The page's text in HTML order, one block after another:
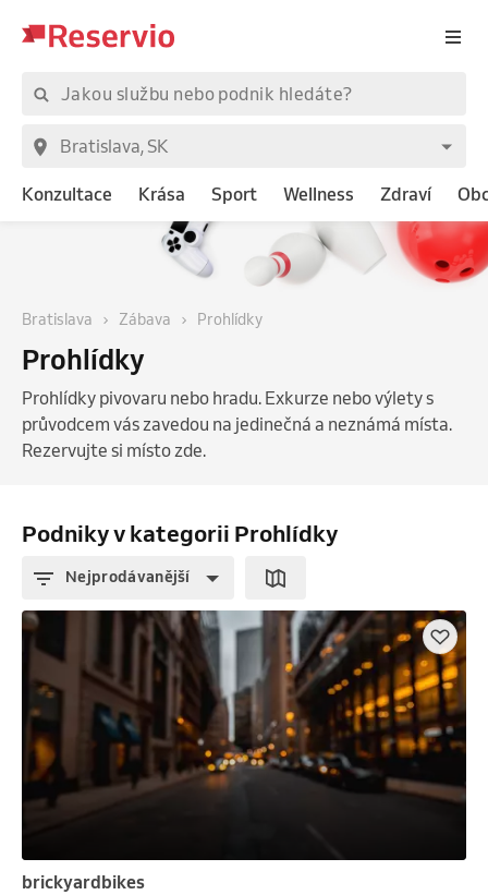
Konzultace Krása Sport Wellness Zdraví
Bratislava Zábava Prohlídky
Prohlídky
Prohlídky pivovaru nebo hradu. Exkurze nebo výlety s
průvodcem vás zavedou na jedinečná a neznámá místa.
Rezervujte si místo zde.
Podniky v kategorii Prohlídky
Nejprodávanější
brickyardbikes